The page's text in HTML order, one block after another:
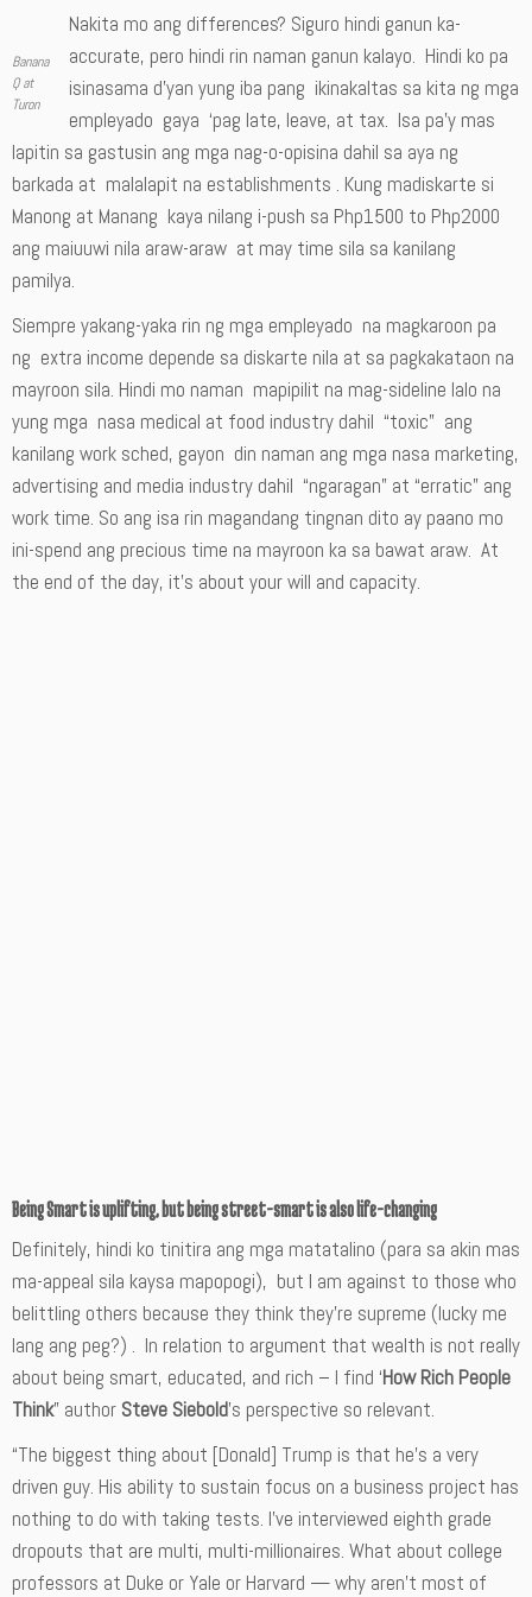
Banana
Q at
Turon
Nakita mo ang differences? Siguro hindi ganun ka-
accurate, pero hindi rin naman ganun kalayo. Hindi ko pa
isinasama d’yan yung iba pang ikinakaltas sa kita ng mga
empleyado gaya ‘pag late, leave, at tax. Isa pa’y mas
lapitin sa gastusin ang mga nag-o-opisina dahil sa aya ng
barkada at malalapit na establishments . Kung madiskarte si
Manong at Manang kaya nilang i-push sa Php1500 to Php2000
ang maiuuwi nila araw-araw at may time sila sa kanilang
pamilya.
Siempre yakang-yaka rin ng mga empleyado na magkaroon pa
ng extra income depende sa diskarte nila at sa pagkakataon na
mayroon sila. Hindi mo naman mapipilit na mag-sideline lalo na
yung mga nasa medical at food industry dahil “toxic” ang
kanilang work sched, gayon din naman ang mga nasa marketing,
advertising and media industry dahil “ngaragan” at “erratic” ang
work time. So ang isa rin magandang tingnan dito ay paano mo
ini-spend ang precious time na mayroon ka sa bawat araw. At
the end of the day, it’s about your will and capacity.
Being Smart is uplifting, but being street-smart is also life-changing
Definitely, hindi ko tinitira ang mga matatalino (para sa akin mas
ma-appeal sila kaysa mapopogi), but I am against to those who
belittling others because they think they’re supreme (lucky me
lang ang peg?) . In relation to argument that wealth is not really
about being smart, educated, and rich – I find ‘How Rich People
Think” author Steve Siebold’s perspective so relevant.
“The biggest thing about [Donald] Trump is that he’s a very
driven guy. His ability to sustain focus on a business project has
nothing to do with taking tests. I’ve interviewed eighth grade
dropouts that are multi, multi-millionaires. What about college
professors at Duke or Yale or Harvard — why aren’t most of